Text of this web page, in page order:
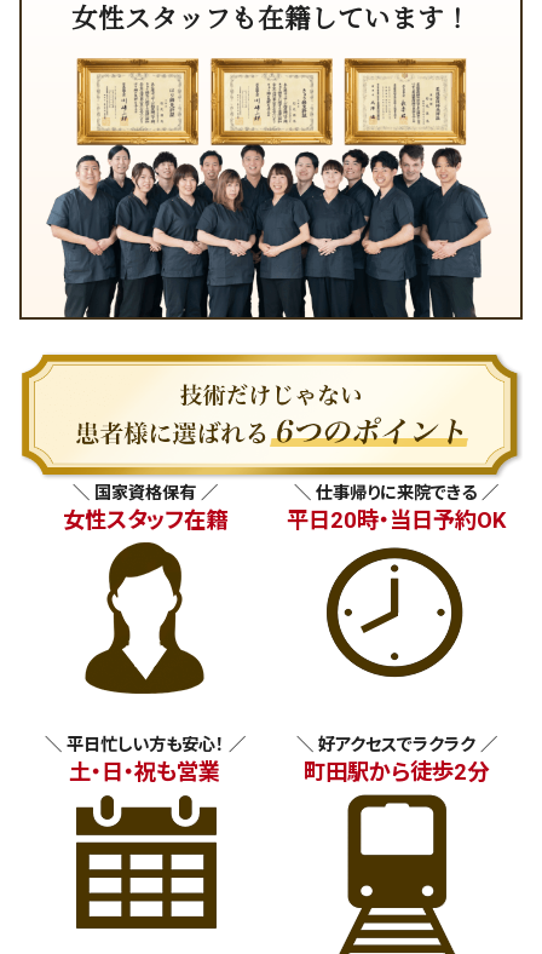
女性スタッフも在籍しています！
＼ 国家資格保有 ／
女性スタッフ在籍
＼ 仕事帰りに来院できる ／
平日20時・当日予約OK
＼ 平日忙しい方も安心！ ／
土・日・祝も営業
＼ 好アクセスでラクラク ／
町田駅から徒歩2分